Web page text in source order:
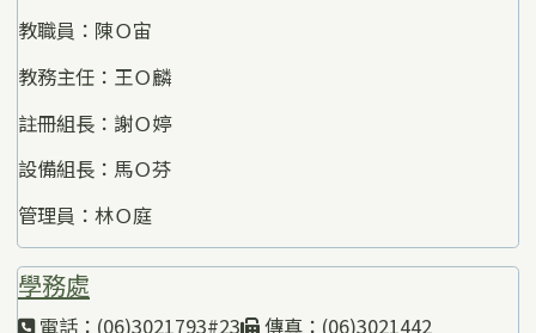
教職員：陳Ｏ宙
教務主任：王Ｏ麟
註冊組長：謝Ｏ婷
設備組長：馬Ｏ芬
管理員：林Ｏ庭
學務處
電話：(06)3021793#23
傳真：(06)3021442